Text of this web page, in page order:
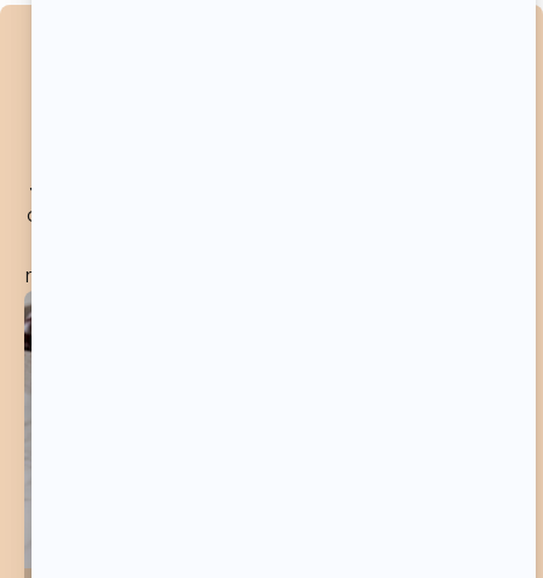
J’ai préparé une recette imprimée rien que pour toi,
avec tous mes trucs, astuces et secrets pour réussir
rater en cuisine et que tu pourras garder près de toi.